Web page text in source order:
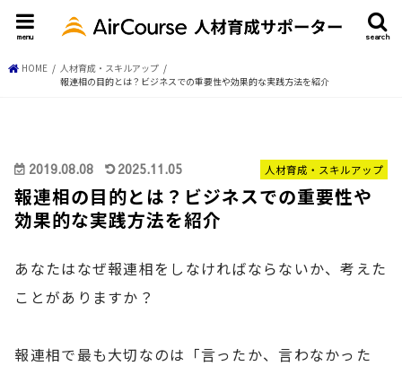
search
menu
HOME
人材育成・スキルアップ
報連相の目的とは？ビジネスでの重要性や効果的な実践方法を紹介
人材育成・スキルアップ
2019.08.08 2025.11.05
報連相の目的とは？ビジネスでの重要性や
効果的な実践方法を紹介
あなたはなぜ報連相をしなければならないか、考えた
ことがありますか？
報連相で最も大切なのは「言ったか、言わなかった